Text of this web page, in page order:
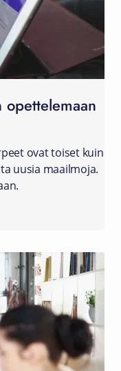
opettelemaan
ovat toiset kuin
uusia maailmoja.